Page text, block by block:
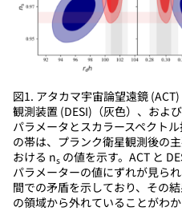
図1. アタカマ宇宙論望遠鏡
観測装置 (DESI)（灰色）、およ
パラメータとスカラースペクト
の帯は、プランク衛星観測後の
おける ns の値を示す。ACT と
パラメーターの値にずれが見ら
間での矛盾を示しており、その
の領域から外れていることがわ